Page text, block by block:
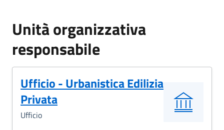
Unità organizzativa
responsabile
Ufficio - Urbanistica Edilizia
Privata
Ufficio